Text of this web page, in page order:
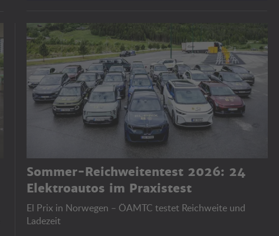
Sommer-Reichweitentest 2026: 24
Elektroautos im Praxistest
El Prix in Norwegen – ÖAMTC testet Reichweite und
Ladezeit